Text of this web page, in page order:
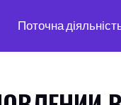
Поточна